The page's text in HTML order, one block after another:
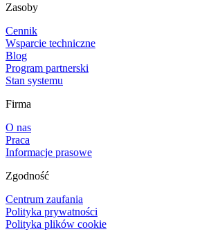
Zasoby
Cennik
Wsparcie techniczne
Blog
Program partnerski
Stan systemu
Firma
O nas
Praca
Informacje prasowe
Zgodność
Centrum zaufania
Polityka prywatności
Polityka plików cookie